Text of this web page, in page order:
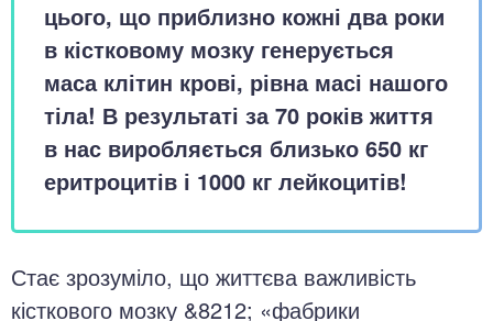
цього, що приблизно кожні два роки
в кістковому мозку генерується
маса клітин крові, рівна масі нашого
тіла! В результаті за 70 років життя
в нас виробляється близько 650 кг
еритроцитів і 1000 кг лейкоцитів!
Стає зрозуміло, що життєва важливість
кісткового мозку &8212; «фабрики